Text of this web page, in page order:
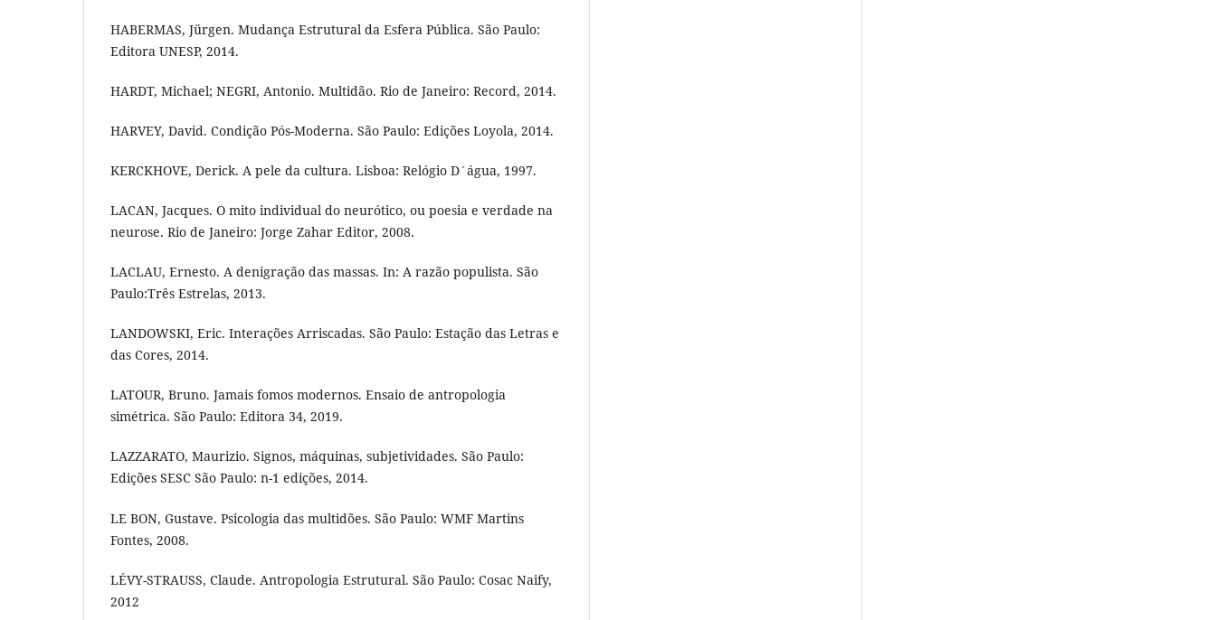
HABERMAS, Jürgen. Mudança Estrutural da Esfera Pública. São Paulo:
Editora UNESP, 2014.
HARDT, Michael; NEGRI, Antonio. Multidão. Rio de Janeiro: Record, 2014.
HARVEY, David. Condição Pós-Moderna. São Paulo: Edições Loyola, 2014.
KERCKHOVE, Derick. A pele da cultura. Lisboa: Relógio D´água, 1997.
LACAN, Jacques. O mito individual do neurótico, ou poesia e verdade na
neurose. Rio de Janeiro: Jorge Zahar Editor, 2008.
LACLAU, Ernesto. A denigração das massas. In: A razão populista. São
Paulo:Três Estrelas, 2013.
LANDOWSKI, Eric. Interações Arriscadas. São Paulo: Estação das Letras e
das Cores, 2014.
LATOUR, Bruno. Jamais fomos modernos. Ensaio de antropologia
simétrica. São Paulo: Editora 34, 2019.
LAZZARATO, Maurizio. Signos, máquinas, subjetividades. São Paulo:
Edições SESC São Paulo: n-1 edições, 2014.
LE BON, Gustave. Psicologia das multidões. São Paulo: WMF Martins
Fontes, 2008.
LÉVY-STRAUSS, Claude. Antropologia Estrutural. São Paulo: Cosac Naify,
2012